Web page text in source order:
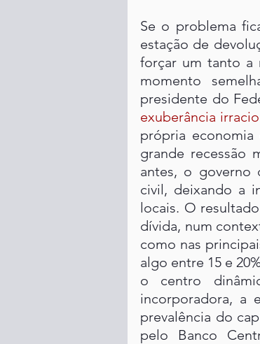
Se o problema
estação de
forçar um tanto a
momento
exuberância
própria
grande recessão
antes, o governo
civil, deixando a
locais. O
dívida, num
como nas
algo entre 15 e
o centro
incorporadora, a
prevalência do
pelo Banco